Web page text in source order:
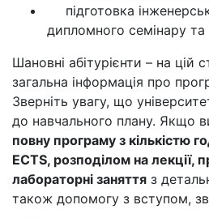
підготовка
дипломного семінару
Шановні абітурієнти – на цій
загальна інформація про
Зверніть увагу, що
до навчального плану. Якщо
повну програму з кількістю
ECTS, розподілом на лекції,
лабораторні заняття з
також допомогу з вступом,